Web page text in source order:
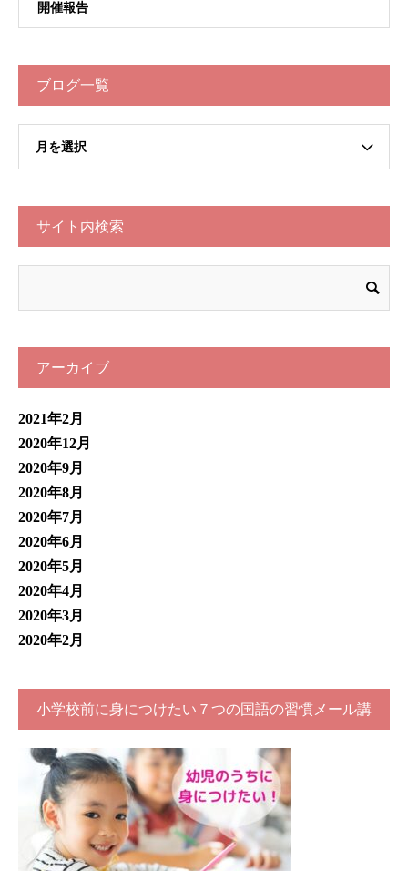
開催報告
ブログ一覧
月を選択
サイト内検索
アーカイブ
2021年2月
2020年12月
2020年9月
2020年8月
2020年7月
2020年6月
2020年5月
2020年4月
2020年3月
2020年2月
小学校前に身につけたい７つの国語の習慣メール講
座